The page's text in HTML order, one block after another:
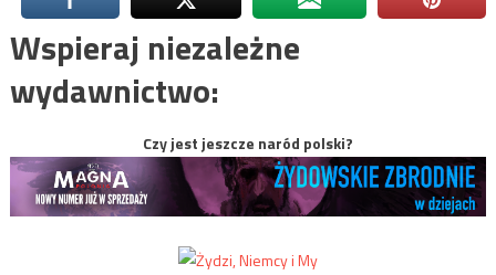
Wspieraj niezależne
wydawnictwo:
Czy jest jeszcze naród polski?